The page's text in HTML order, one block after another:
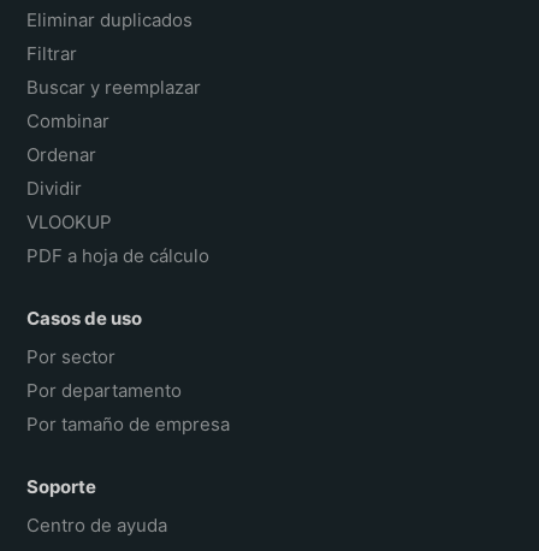
Eliminar duplicados
Filtrar
Buscar y reemplazar
Combinar
Ordenar
Dividir
VLOOKUP
PDF a hoja de cálculo
Casos de uso
Por sector
Por departamento
Por tamaño de empresa
Soporte
Centro de ayuda